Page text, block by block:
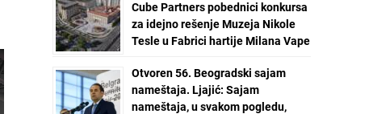
Cube Partners pobednici konkursa
za idejno rešenje Muzeja Nikole
Tesle u Fabrici hartije Milana Vape
Otvoren 56. Beogradski sajam
nameštaja. Ljajić: Sajam
nameštaja, u svakom pogledu,